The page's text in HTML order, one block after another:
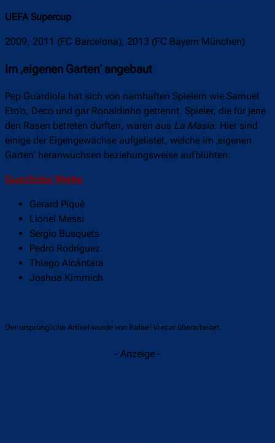
UEFA Supercup
2009, 2011 (FC Barcelona), 2013 (FC Bayern München)
Im ‚eigenen Garten‘ angebaut
Pep Guardiola hat sich von namhaften Spielern wie Samuel
Eto’o, Deco und gar Ronaldinho getrennt. Spieler, die für jene
den Rasen betreten durften, waren aus La Masia. Hier sind
einige der Eigengewächse aufgelistet, welche im ‚eigenen
Garten‘ heranwuchsen beziehungsweise aufblühten:
Guardiolas Werke:
Gerard Piqué
Lionel Messi
Sergio Busquets
Pedro Rodríguez
Thiago Alcántara
Joshua Kimmich
Der ursprüngliche Artikel wurde von Rafael Vrecar überarbeitet.
- Anzeige -